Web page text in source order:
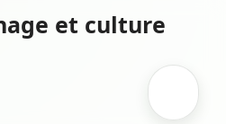
et culture